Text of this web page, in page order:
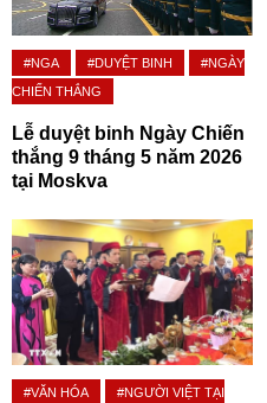
#NGA #DUYỆT BINH
#NGÀY
CHIẾN THẮNG
Lễ duyệt binh Ngày Chiến
thắng 9 tháng 5 năm 2026
tại Moskva
#VĂN HÓA
#NGƯỜI VIỆT TẠI